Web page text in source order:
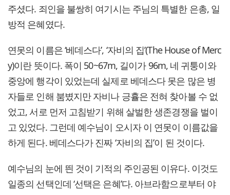
주셨다. 죄인을 불쌍히 여기시는 주님의 특별한 은총, 일
방적 은혜였다.
연못의 이름은 ‘베데스다’, ‘자비의 집’(The House of Merc
y)이란 뜻이다. 폭이 50~67m, 길이가 96m, 네 귀퉁이와
중앙에 행각이 있었는데 실제로 베데스다 못은 많은 병
자들로 인해 붐볐지만 자비나 긍휼은 전혀 찾아볼 수 없
었고, 서로 먼저 고침받기 위해 살벌한 생존경쟁을 벌이
고 있었다. 그런데 예수님이 오시자 이 연못이 이름값을
하게 된다. 베데스다가 진짜 ‘자비의 집’이 된 것이다.
예수님의 눈에 띈 것이 기적의 주인공된 이유다. 이것도
일종의 선택인데 ‘선택은 은혜’다. 아브라함으로부터 야